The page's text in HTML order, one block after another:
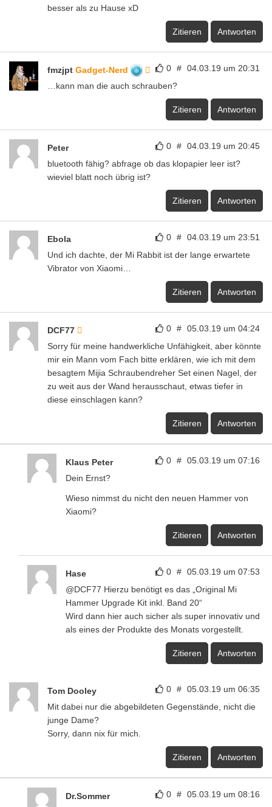
besser als zu Hause xD
Zitieren Antworten
0 # 04.03.19 um 20:31
fmzjpt Gadget-Nerd
…kann man die auch schrauben?
Zitieren Antworten
0 # 04.03.19 um 20:45
Peter
bluetooth fähig? abfrage ob das klopapier leer ist?
wieviel blatt noch übrig ist?
Zitieren Antworten
0 # 04.03.19 um 23:51
Ebola
Und ich dachte, der Mi Rabbit ist der lange erwartete
Vibrator von Xiaomi…
Zitieren Antworten
0 # 05.03.19 um 04:24
DCF77
Sorry für meine handwerkliche Unfähigkeit, aber könnte
mir ein Mann vom Fach bitte erklären, wie ich mit dem
besagtem Mijia Schraubendreher Set einen Nagel, der
zu weit aus der Wand herausschaut, etwas tiefer in
diese einschlagen kann?
Zitieren Antworten
0 # 05.03.19 um 07:16
Klaus Peter
Dein Ernst?
Wieso nimmst du nicht den neuen Hammer von
Xiaomi?
Zitieren Antworten
0 # 05.03.19 um 07:53
Hase
@DCF77 Hierzu benötigt es das „Original Mi
Hammer Upgrade Kit inkl. Band 20“
Wird dann hier auch sicher als super innovativ und
als eines der Produkte des Monats vorgestellt.
Zitieren Antworten
0 # 05.03.19 um 06:35
Tom Dooley
Mit dabei nur die abgebildeten Gegenstände, nicht die
junge Dame?
Sorry, dann nix für mich.
Zitieren Antworten
0 # 05.03.19 um 08:16
Dr.Sommer